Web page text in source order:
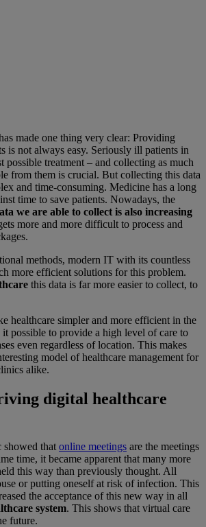
made one thing very clear: Providing
is not always easy. Seriously ill patients in
possible treatment – and collecting as much
from them is crucial. But collecting this data
and time-consuming. Medicine has a long
time to save patients. Nowadays, the
we are able to collect is also increasing
more and more difficult to process and
methods, modern IT with its countless
more efficient solutions for this problem.
this data is far more easier to collect, to
healthcare simpler and more efficient in the
possible to provide a high level of care to
even regardless of location. This makes
model of healthcare management for
alike.
digital healthcare
showed that online meetings are the meetings
time, it became apparent that many more
this way than previously thought. All
or putting oneself at risk of infection. This
the acceptance of this new way in all
system. This shows that virtual care
future.